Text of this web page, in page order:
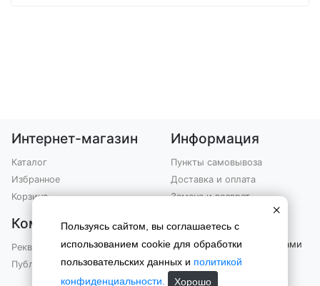
Интернет-магазин
Каталог
Избранное
Корзина
Информация
Пункты самовывоза
Доставка и оплата
Замена и возврат
Компания
Реквизиты
Публичная оферта
Контакты
Вы можете связаться с нами
по телефону
+7 (903) 301-76-99
×
Пользуясь сайтом, вы соглашаетесь с
использованием cookie для обработки
пользовательских данных и политикой
конфиденциальности.
Хорошо